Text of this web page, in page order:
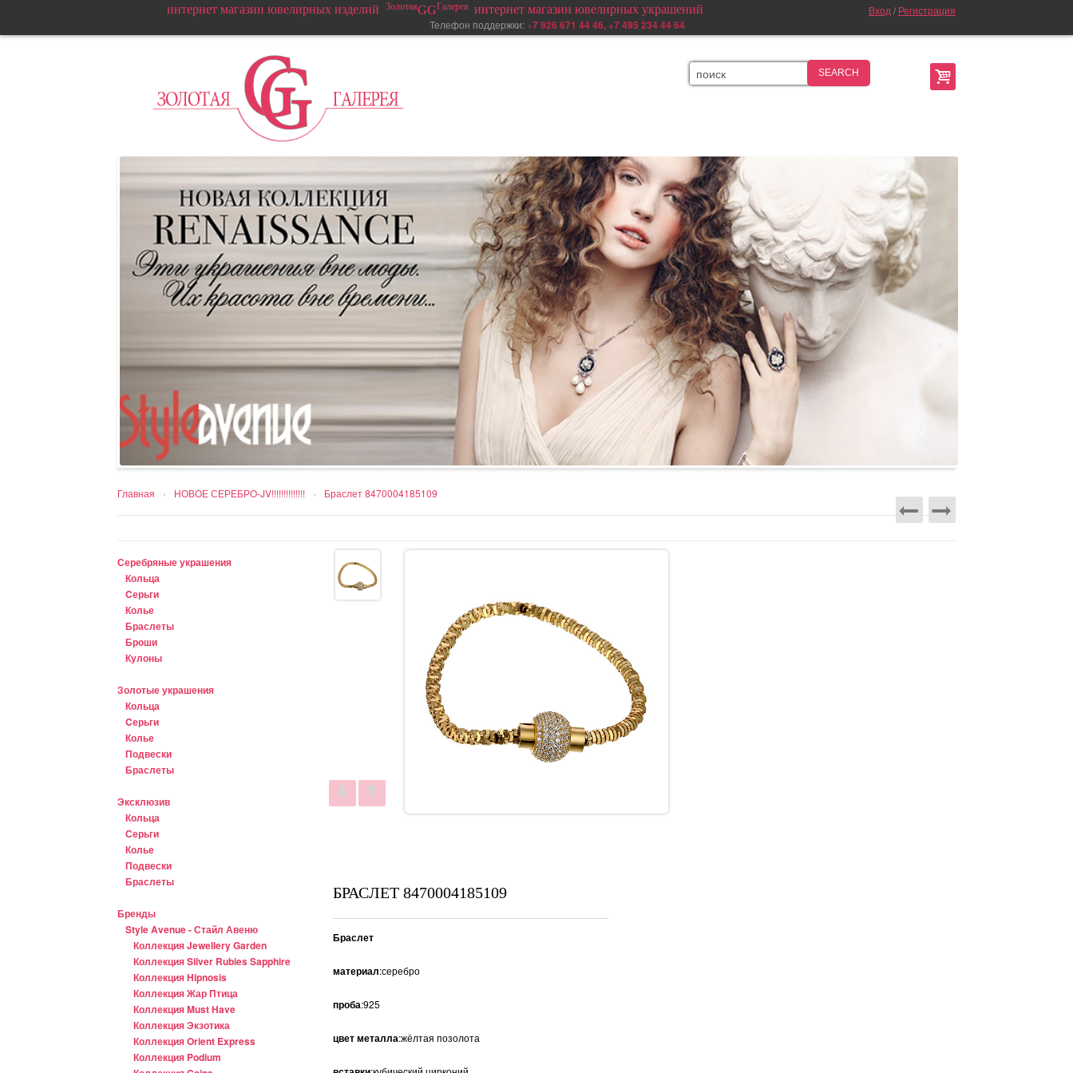
интернет магазин ювелирных изделий ЗолотаяGGГалерея интернет магазин ювелирных украшений
Телефон поддержки: +7 926 671 44 46, +7 495 234 44 64
Вход / Регистрация
Главная › НОВОЕ СЕРЕБРО-JV!!!!!!!!!!!!!! › Браслет 8470004185109
Серебряные украшения
Кольца
Cерьги
Колье
Браслеты
Броши
Кулоны
Золотые украшения
Кольца
Cерьги
Колье
Подвески
Браслеты
Эксклюзив
Кольца
Серьги
Колье
Подвески
Браслеты
Бренды
Style Avenue - Стайл Авеню
Коллекция Jewellery Garden
Коллекция Silver Rubies Sapphire
Коллекция Hipnosis
Коллекция Жар Птица
Коллекция Must Have
Коллекция Экзотика
Коллекция Orient Express
Коллекция Podium
БРАСЛЕТ 8470004185109
Браслет
материал:серебро
проба:925
цвет металла:жёлтая позолота